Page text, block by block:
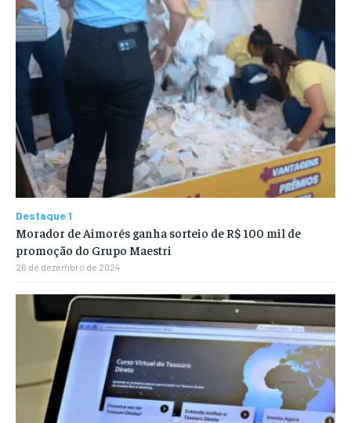
Destaque 1
Morador de Aimorés ganha sorteio de R$ 100 mil de
promoção do Grupo Maestri
26 de dezembro de 2024